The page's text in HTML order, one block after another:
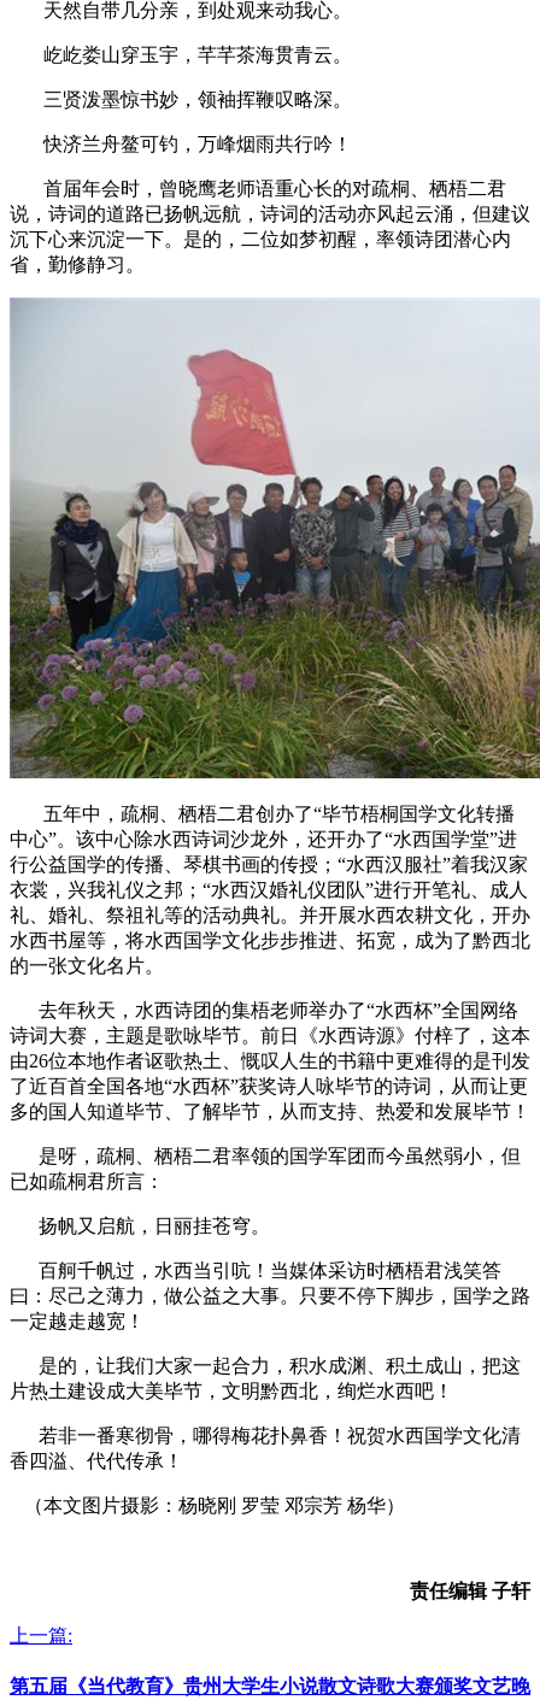
天然自带几分亲，到处观来动我心。
屹屹娄山穿玉宇，芊芊茶海贯青云。
三贤泼墨惊书妙，领袖挥鞭叹略深。
快济兰舟鳌可钓，万峰烟雨共行吟！
首届年会时，曾晓鹰老师语重心长的对疏桐、栖梧二君
说，诗词的道路已扬帆远航，诗词的活动亦风起云涌，但建议
沉下心来沉淀一下。是的，二位如梦初醒，率领诗团潜心内
省，勤修静习。
五年中，疏桐、栖梧二君创办了“毕节梧桐国学文化转播
中心”。该中心除水西诗词沙龙外，还开办了“水西国学堂”进
行公益国学的传播、琴棋书画的传授；“水西汉服社”着我汉家
衣裳，兴我礼仪之邦；“水西汉婚礼仪团队”进行开笔礼、成人
礼、婚礼、祭祖礼等的活动典礼。并开展水西农耕文化，开办
水西书屋等，将水西国学文化步步推进、拓宽，成为了黔西北
的一张文化名片。
去年秋天，水西诗团的集梧老师举办了“水西杯”全国网络
诗词大赛，主题是歌咏毕节。前日《水西诗源》付梓了，这本
由26位本地作者讴歌热土、慨叹人生的书籍中更难得的是刊发
了近百首全国各地“水西杯”获奖诗人咏毕节的诗词，从而让更
多的国人知道毕节、了解毕节，从而支持、热爱和发展毕节！
是呀，疏桐、栖梧二君率领的国学军团而今虽然弱小，但
已如疏桐君所言：
扬帆又启航，日丽挂苍穹。
百舸千帆过，水西当引吭！当媒体采访时栖梧君浅笑答
曰：尽己之薄力，做公益之大事。只要不停下脚步，国学之路
一定越走越宽！
是的，让我们大家一起合力，积水成渊、积土成山，把这
片热土建设成大美毕节，文明黔西北，绚烂水西吧！
若非一番寒彻骨，哪得梅花扑鼻香！祝贺水西国学文化清
香四溢、代代传承！
（本文图片摄影 ： 杨晓刚 罗莹 邓宗芳 杨华）
责任编辑 子轩
上一篇:
第五届《当代教育》贵州大学生小说散文诗歌大赛颁奖文艺晚